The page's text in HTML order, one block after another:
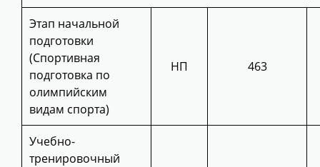
Этап начальной
подготовки
(Спортивная
подготовка по
олимпийским
видам спорта)
НП 463
Учебно-
тренировочный